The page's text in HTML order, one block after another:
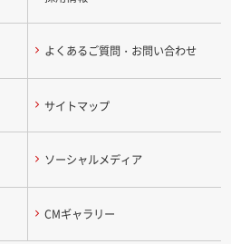
よくあるご質問・お問い合わせ
サイトマップ
ソーシャルメディア
CMギャラリー